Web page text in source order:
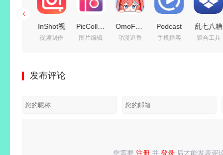
Android
InShot视
频编辑器
解锁专业
视频制作
PicCollage
v7.29.8
图片编辑
OmoFun(免
费动漫追
动漫追番
Podcast
Republic(播
手机播客
乱七八糟
工具箱
聚合工具
发布评论
您需要 注册 并 登录 后才能发表评